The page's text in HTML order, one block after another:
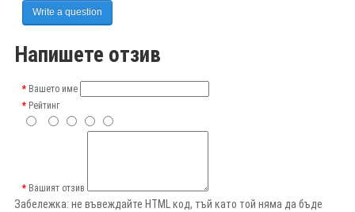
Write a question
Напишете отзив
Вашето име
Рейтинг
Вашият отзив
Забележка: не въвеждайте HTML код, тъй като той няма да бъде